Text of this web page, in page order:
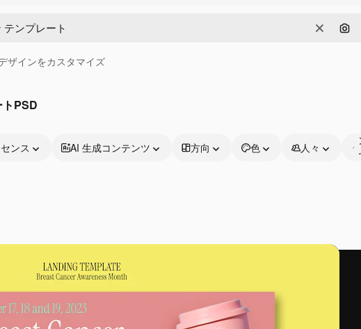
消去 画
ザインをカスタマイズ
PSD
ンス AI 生成コンテンツ 方向 色 人々
製品 はじめに